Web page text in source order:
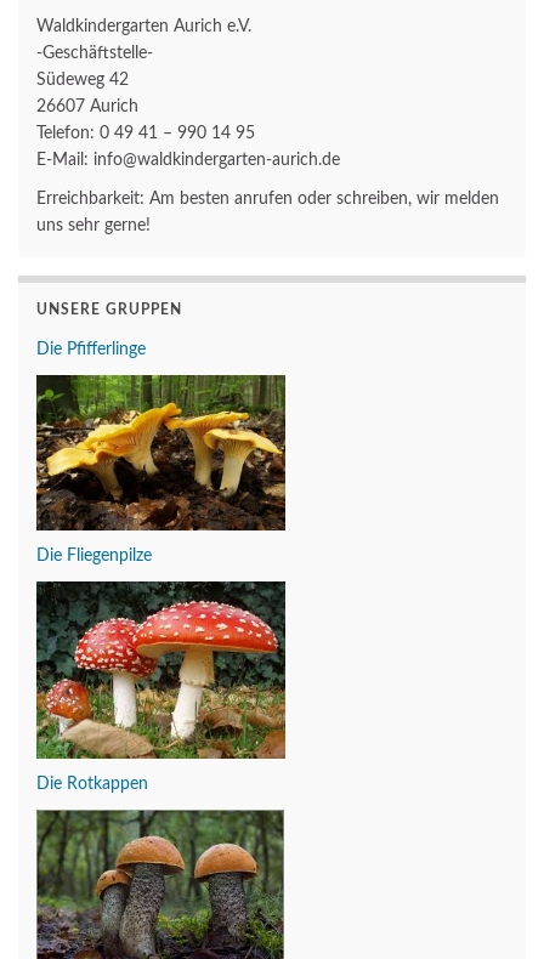
Waldkindergarten Aurich e.V.
-Geschäftstelle-
Südeweg 42
26607 Aurich
Telefon: 0 49 41 – 990 14 95
E-Mail: info@waldkindergarten-aurich.de
Erreichbarkeit: Am besten anrufen oder schreiben, wir melden
uns sehr gerne!
UNSERE GRUPPEN
Die Pfifferlinge
Die Fliegenpilze
Die Rotkappen